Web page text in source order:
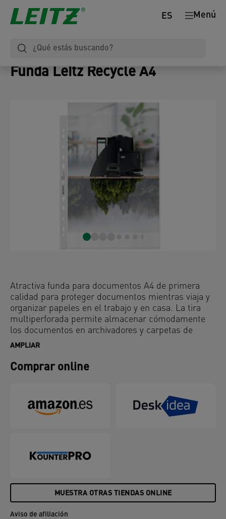
Menú
ES
Funda Leitz Recycle A4
Atractiva funda para documentos A4 de primera
calidad para proteger documentos mientras viaja y
organizar papeles en el trabajo y en casa. La tira
multiperforada permite almacenar cómodamente
los documentos en archivadores y carpetas de
palanca. Fabricado con un 90% de plástico reciclado
por UL y 100% reciclable. Esta sólida y práctica
funda porta documentos complementa a la
y está hecho para durar. Producto de papelería,
moderno y contemporáneo que quedará genial en
AMPLIAR
Comprar online
MUESTRA OTRAS TIENDAS ONLINE
Aviso de afiliación